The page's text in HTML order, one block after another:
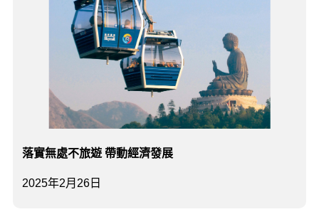
2025年2月26日
落實無處不旅遊 帶動經濟發展